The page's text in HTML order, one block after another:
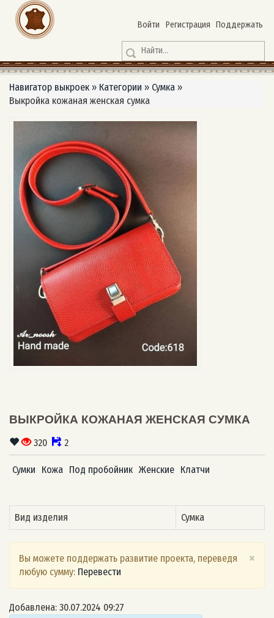
Войти Регистрация Поддержать
Навигатор выкроек » Категории » Сумка »
Выкройка кожаная женская сумка
ВЫКРОЙКА КОЖАНАЯ ЖЕНСКАЯ СУМКА
320 2
Сумки Кожа Под пробойник Женские Клатчи
Вид изделия Сумка
×
Вы можете поддержать развитие проекта, переведя
любую сумму: Перевести
Добавлена: 30.07.2024 09:27